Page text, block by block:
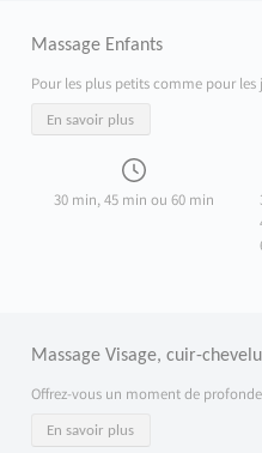
Massage Enfants
Pour les plus petits comme pour
En savoir plus
30 min, 45 min ou 60 min
Massage Visage, cuir-
Offrez-vous un moment de
En savoir plus